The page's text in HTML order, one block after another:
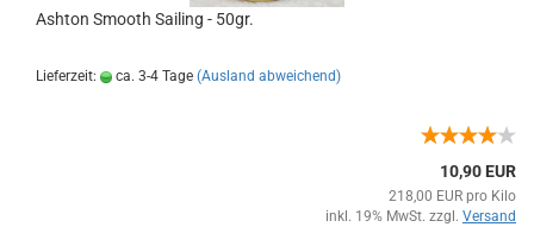
Ashton Smooth Sailing - 50gr.
Lieferzeit: ca. 3-4 Tage (Ausland abweichend)
10,90 EUR
218,00 EUR pro Kilo
inkl. 19% MwSt. zzgl. Versand